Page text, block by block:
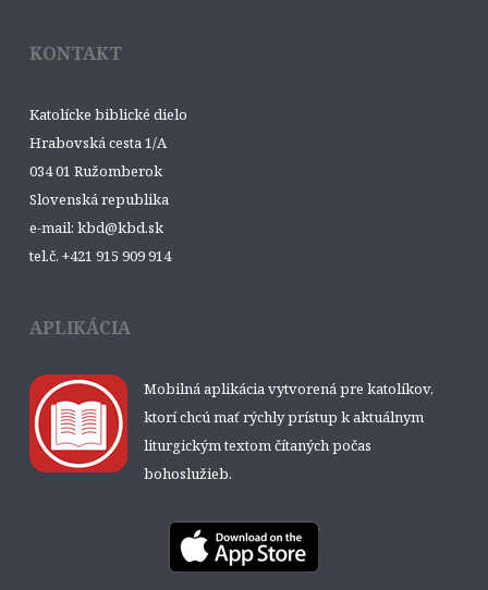
KONTAKT
Katolícke biblické dielo
Hrabovská cesta 1/A
034 01 Ružomberok
Slovenská republika
e-mail: kbd@kbd.sk
tel.č. +421 915 909 914
APLIKÁCIA
Mobilná aplikácia vytvorená pre katolíkov,
ktorí chcú mať rýchly prístup k aktuálnym
liturgickým textom čítaných počas
bohoslužieb.